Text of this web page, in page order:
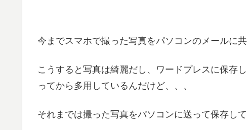
今までスマホで撮った写真をパソコンのメールに
こうすると写真は綺麗だし、ワードプレスに保存
ってから多用しているんだけど、、、
それまでは撮った写真をパソコンに送って保存し